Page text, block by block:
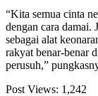
“Kita semua cinta
dengan cara damai.
sebagai alat
rakyat benar-benar
perusuh,”
Post Views: 1,242